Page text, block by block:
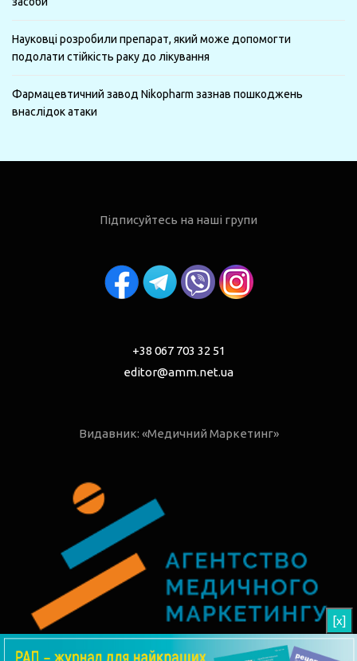
Науковці розробили препарат, який може допомогти
подолати стійкість раку до лікування
Фармацевтичний завод Nikopharm зазнав пошкоджень
внаслідок атаки
Підписуйтесь на наші групи
+38 067 703 32 51
editor@amm.net.ua
Видавник: «Медичний Маркетинг»
[x]